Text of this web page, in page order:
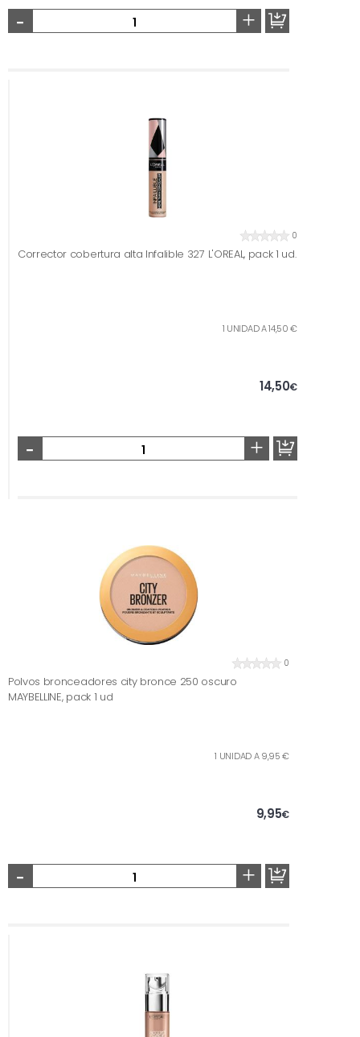
- +
0
Corrector cobertura alta Infalible 327 L'OREAL, pack 1 ud.
1 UNIDAD A 14,50 €
14,50€
- +
0
Polvos bronceadores city bronce 250 oscuro
MAYBELLINE, pack 1 ud
1 UNIDAD A 9,95 €
9,95€
- +